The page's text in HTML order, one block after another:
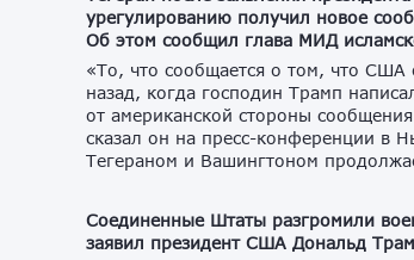
урегулированию получил новое
Об этом сообщил глава МИД
«То, что сообщается о том, что США
назад, когда господин Трамп
от американской стороны
сказал он на пресс-конференции в
Тегераном и Вашингтоном
Соединенные Штаты разгромили
заявил президент США Дональд